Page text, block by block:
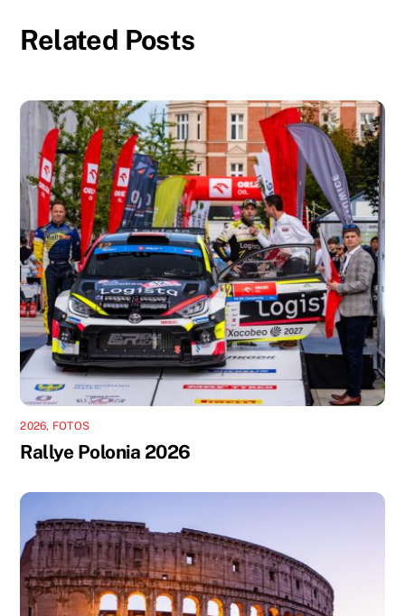
Related Posts
2026, FOTOS
Rallye Polonia 2026